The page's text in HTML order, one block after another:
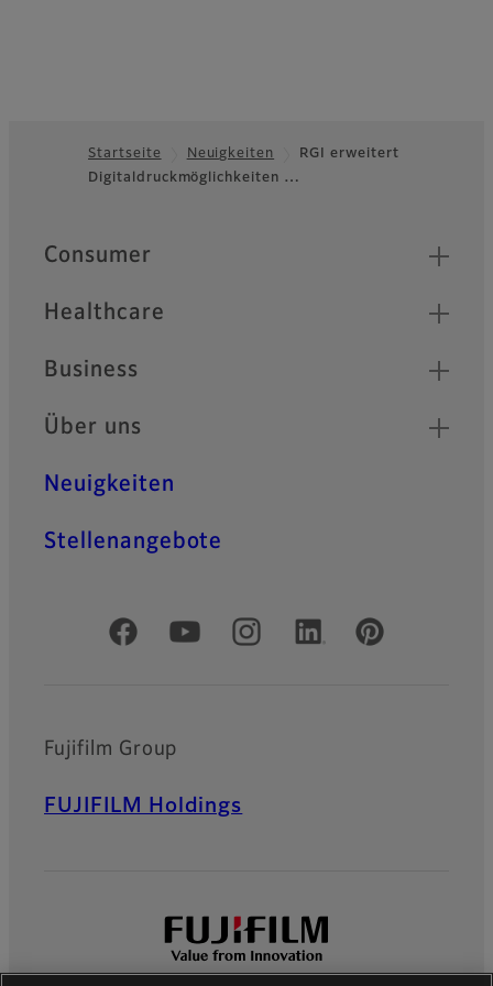
Footer
Startseite Neuigkeiten
RGI erweitert
Digitaldruckmöglichkeiten …
Quick Links
Consumer
Healthcare
Business
Über uns
Neuigkeiten
Stellenangebote
Offizielle soziale Medien
Fujifilm Group
FUJIFILM Holdings